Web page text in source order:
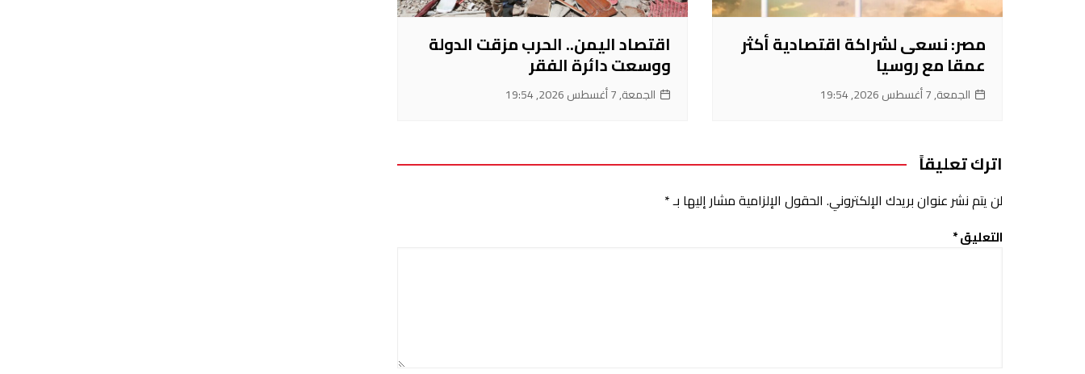
مصر: نسعى لشراكة اقتصادية أكثر
عمقا مع روسيا
الجمعة, 7 أغسطس 2026, 19:54
اقتصاد اليمن.. الحرب مزقت الدولة
ووسعت دائرة الفقر
الجمعة, 7 أغسطس 2026, 19:54
اترك تعليقاً
لن يتم نشر عنوان بريدك الإلكتروني. الحقول الإلزامية مشار إليها بـ*
التعليق*